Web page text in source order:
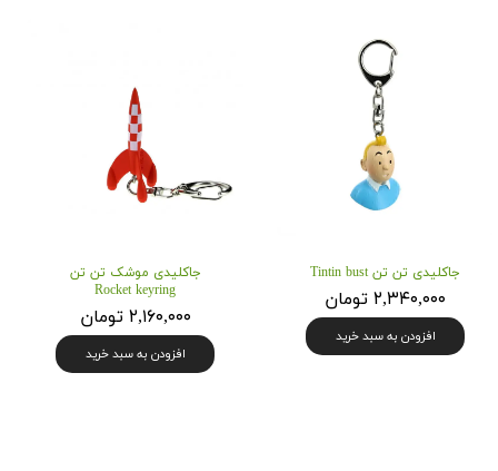
جاکلیدی تن تن Tintin bust
۲,۳۴۰,۰۰۰ تومان
افزودن به سبد خرید
جاکلیدی موشک تن تن
Rocket keyring
۲,۱۶۰,۰۰۰ تومان
افزودن به سبد خرید